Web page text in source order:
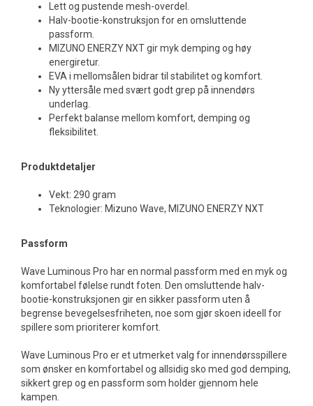
Lett og pustende mesh-overdel.
Halv-bootie-konstruksjon for en omsluttende
passform.
MIZUNO ENERZY NXT gir myk demping og høy
energiretur.
EVA i mellomsålen bidrar til stabilitet og komfort.
Ny yttersåle med svært godt grep på innendørs
underlag.
Perfekt balanse mellom komfort, demping og
fleksibilitet.
Produktdetaljer
Vekt: 290 gram
Teknologier: Mizuno Wave, MIZUNO ENERZY NXT
Passform
Wave Luminous Pro har en normal passform med en myk og
komfortabel følelse rundt foten. Den omsluttende halv-
bootie-konstruksjonen gir en sikker passform uten å
begrense bevegelsesfriheten, noe som gjør skoen ideell for
spillere som prioriterer komfort.
Wave Luminous Pro er et utmerket valg for innendørsspillere
som ønsker en komfortabel og allsidig sko med god demping,
sikkert grep og en passform som holder gjennom hele
kampen.